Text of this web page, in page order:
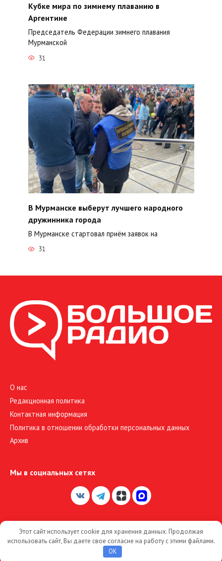
Кубке мира по зимнему плаванию в
Аргентине
Председатель Федерации зимнего плавания
Мурманской
31
В Мурманске выберут лучшего народного
дружинника города
В Мурманске стартовал приём заявок на
31
О нас
Редакционная политика
Контактная информация
Политика в отношении обработки персональных данных
Архив
Мы в социальных сетях
© 2026 Большое Радио
Этот сайт использует cookie для хранения данных. Продолжая
использовать сайт, Вы даете свое согласие на работу с этими файлами.
OK